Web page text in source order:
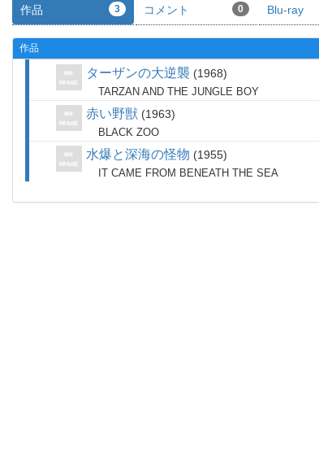
作品 3 コメント 0 Blu-ray
作品
ターザンの大逆襲 1968
TARZAN AND THE JUNGLE BOY
赤い野獣 1963
BLACK ZOO
水爆と深海の怪物 1955
IT CAME FROM BENEATH THE SEA